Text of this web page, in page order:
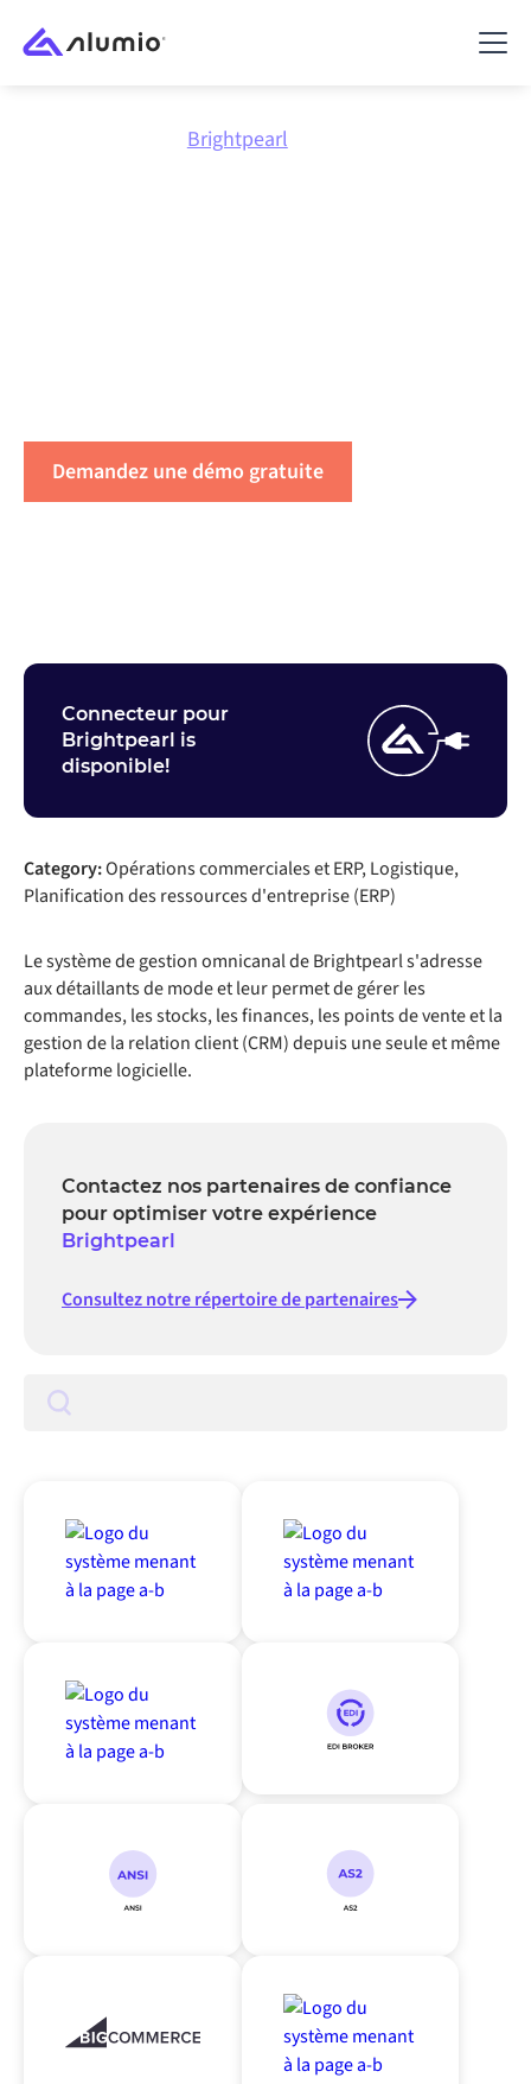
Brightpearl
Demandez une démo gratuite
Connecteur pour
Brightpearl is
disponible!
Category:Opérations commerciales et ERP, Logistique,
Planification des ressources d'entreprise (ERP)
Le système de gestion omnicanal de Brightpearl s'adresse
aux détaillants de mode et leur permet de gérer les
commandes, les stocks, les finances, les points de vente et la
gestion de la relation client (CRM) depuis une seule et même
plateforme logicielle.
Contactez nos partenaires de confiance
pour optimiser votre expérience
Brightpearl
Consultez notre répertoire de partenaires